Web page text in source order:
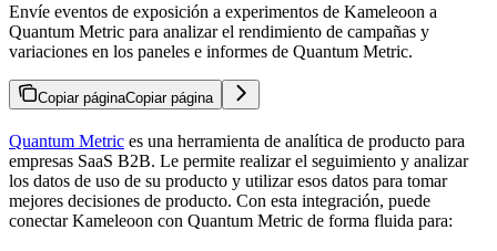
Envíe eventos de exposición a experimentos de Kameleoon a
Quantum Metric para analizar el rendimiento de campañas y
variaciones en los paneles e informes de Quantum Metric.
Copiar páginaCopiar página
Quantum Metric es una herramienta de analítica de producto para
empresas SaaS B2B. Le permite realizar el seguimiento y analizar
los datos de uso de su producto y utilizar esos datos para tomar
mejores decisiones de producto. Con esta integración, puede
conectar Kameleoon con Quantum Metric de forma fluida para: